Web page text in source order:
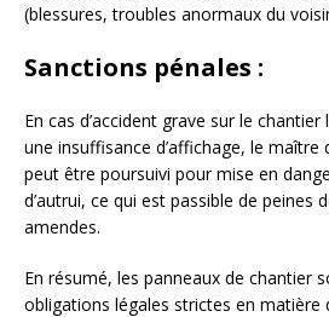
(blessures, troubles anormaux du
Sanctions pénales :
En cas d’accident grave sur le
une insuffisance d’affichage, le maître
peut être poursuivi pour mise en
d’autrui, ce qui est passible de peines
amendes.
En résumé, les panneaux de chantier
obligations légales strictes en matière